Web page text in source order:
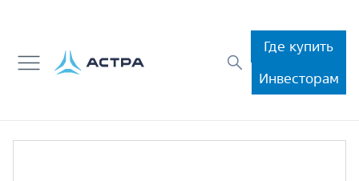
Где купить
Инвесторам